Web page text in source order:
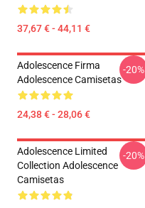
37,67 € - 44,11 €
Adolescence Firma
Adolescence Camisetas
24,38 € - 28,06 €
-20%
Adolescence Limited
Collection Adolescence
Camisetas
-20%